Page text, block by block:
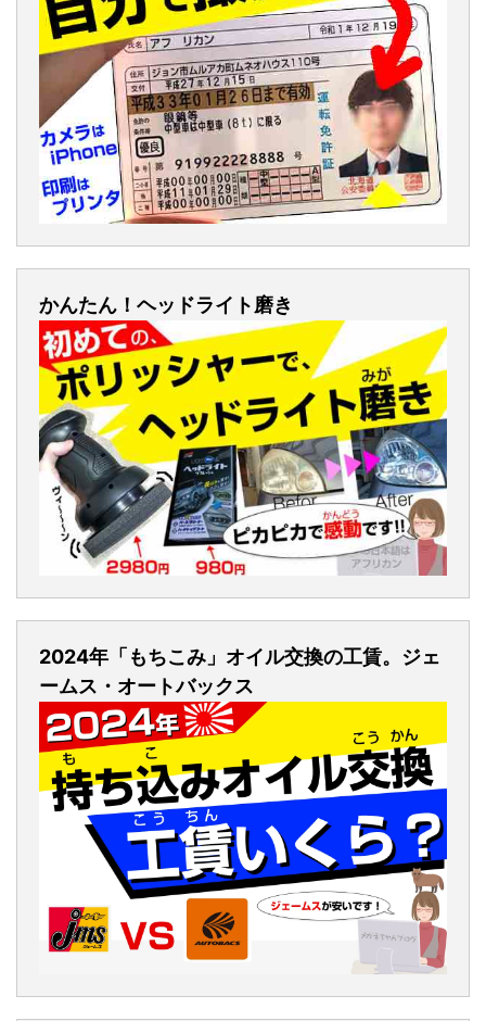
かんたん！ヘッドライト磨き
2024年「もちこみ」オイル交換の工賃。ジェ
ームス・オートバックス